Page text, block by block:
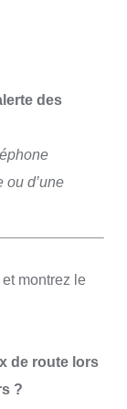
des
ou d’une
montrez le
de route lors
?